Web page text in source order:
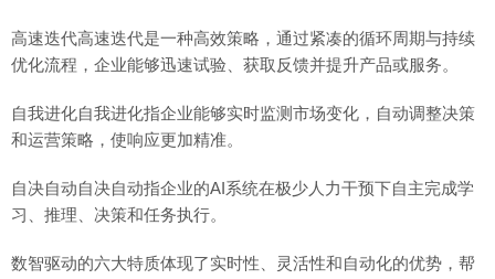
高速迭代高速迭代是一种高效策略，通过紧凑的循环周期与持续
优化流程，企业能够迅速试验、获取反馈并提升产品或服务。
自我进化自我进化指企业能够实时监测市场变化，自动调整决策
和运营策略，使响应更加精准。
自决自动自决自动指企业的AI系统在极少人力干预下自主完成学
习、推理、决策和任务执行。
数智驱动的六大特质体现了实时性、灵活性和自动化的优势，帮